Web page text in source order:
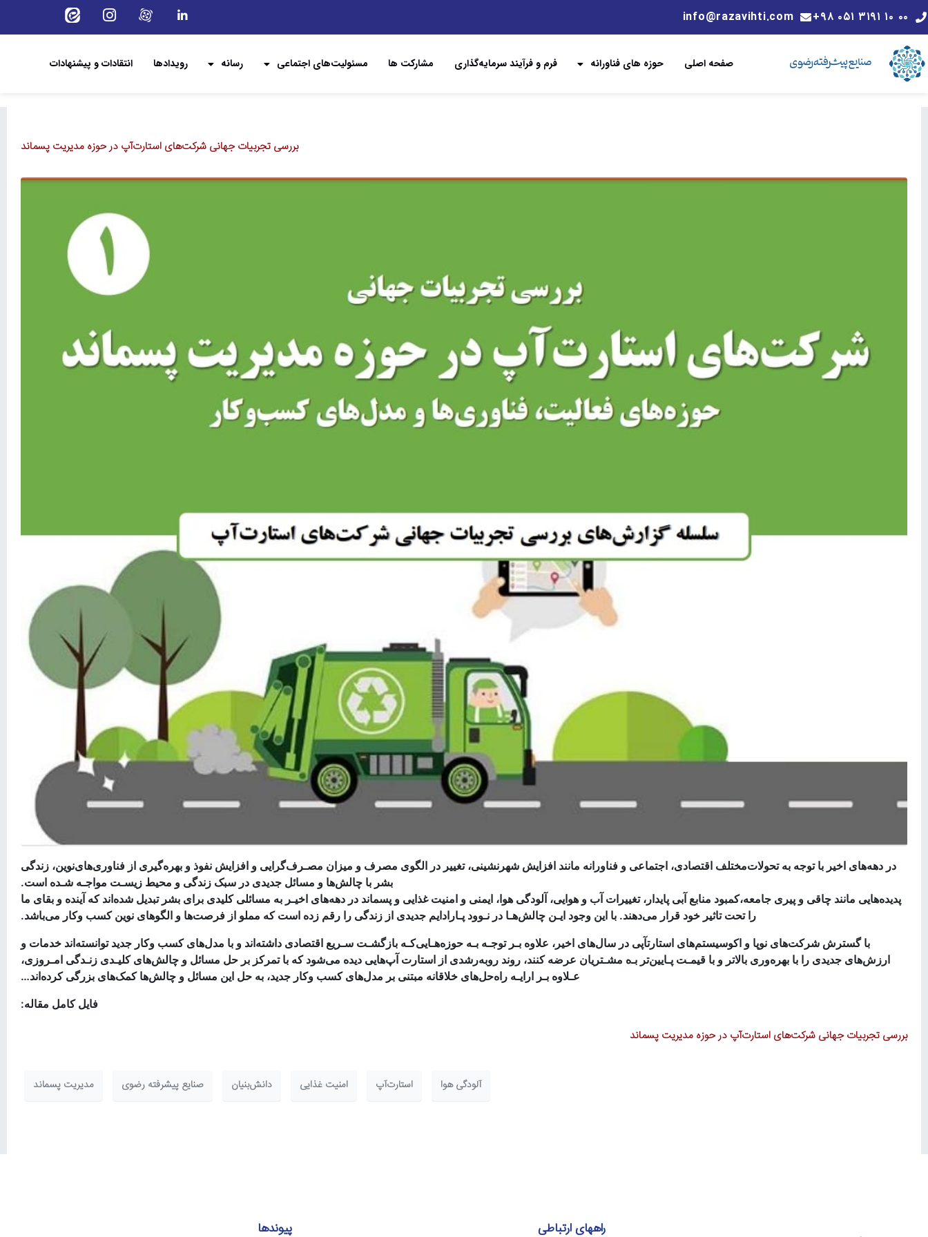
۰۰ ۱۰ ۳۱۹۱ ۰۵۱ ۹۸+ info@razavihti.com
صفحه اصلی حوزه های فناورانه فرم و فرآیند سرمایه‌گذاری مشارکت ها مسئولیت‌های اجتماعی رسانه رویدادها انتقادات و پیشنهادات
بررسی تجربیات جهانی شرکت‌های استارت‌آپ در حوزه مدیریت پسماند
در دهه‌های اخیر با توجه به تحولاتمختلف اقتصادی، اجتماعی و فناورانه مانند افزایش شهرنشینی، تغییر در الگوی مصرف و میز ان مصـرف‌گرایی و افزایش نفوذ و بهره‌گیری از فناوری‌هاینوین، زندگی
بشر با چالش‌ها و مسائل جدیدی در سبک زندگی و محیط زیسـت مواجـه شـده است.
پدیده‌هایی مانند چاقی و پیری جامعه،کمبود منابع آبی پایدار، تغییرات آب و هوایی، آلودگی هوا، ایمنی و امنیت غذایی و پسماند در دهه‌های اخیـر به مسائلی کلیدی برای بشر تبدیل شده‌اندکه آینده و بقای ما
را تحت تاثیر خود قرار می‌دهند. با این وجود ایـن چالش‌هـا در نـوود پـارادایم جدیدی از زندگی را رقم زده است که مملو از فرصت‌ها و الگوهای نوین کسب وکار می‌باشد.
با گسترش شرکت‌های نوپا و اکوسیستم‌های استارتآپی در سال‌های اخیر، علاوه بـر توجـه بـه حوزه‌هـاییکـه بازگشـت سـریع اقتصادی داشته‌اند و با مدل‌های کسب وکار جدیدتوانسته‌اند خدمات و
ارزش‌های جدیدی را با بهره‌وری بالاتر و با قیمـت پـایین‌تر بـه مشـتریان عرضه کنند، روند روبه‌رشدی از استارت آپ‌هایی دیده می‌شودکه با تمرکز بر حل مسائل و چالش‌هایکلیـدی زنـدگی امـروزی،
عـلاوه بـر ارایـه راه‌حل‌های خلاقانه مبتنی بر مدل‌های کسب وکار جدید، به حل این مسائل و چالش‌ها کمک‌های بزرگیکرده‌اند…
فایل کامل مقاله:
بررسی تجربیات جهانی شرکت‌های استارت‌آپ در حوزه مدیریت پسماند
آلودگی هوا استارت‌آپ امنیت غذایی دانش‌بنیان صنایع پیشرفته رضوی مدیریت پسماند
راههای ارتباطی پیوندها